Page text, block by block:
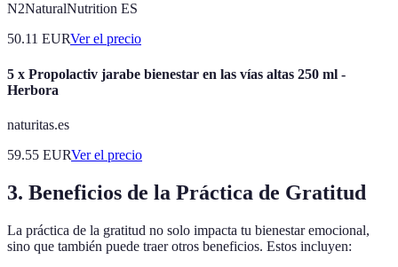
N2NaturalNutrition ES
50.11 EURVer el precio
5 x Propolactiv jarabe bienestar en las vías altas 250 ml -
Herbora
naturitas.es
59.55 EURVer el precio
3. Beneficios de la Práctica de Gratitud
La práctica de la gratitud no solo impacta tu bienestar emocional,
sino que también puede traer otros beneficios. Estos incluyen: